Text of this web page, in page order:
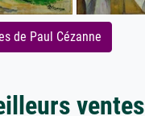
de Paul Cézanne
ventes